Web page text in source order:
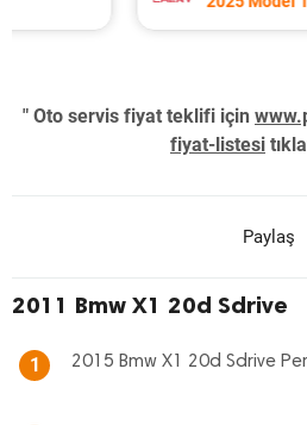
" Oto servis fiyat teklifi için
fiyat-listesi
Paylaş
2011 Bmw X1 20d Sdrive
1 2015 Bmw X1 20d Sdrive